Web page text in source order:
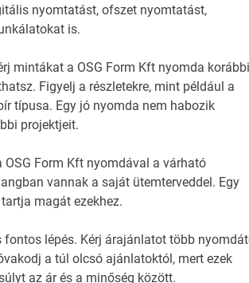
nyomtatást, ofszet nyomtatást,
is.
mintákat a OSG Form Kft nyomda korábbi
Figyelj a részletekre, mint például a
típusa. Egy jó nyomda nem habozik
projektjeit.
Form Kft nyomdával a várható
vannak a saját ütemterveddel. Egy
magát ezekhez.
fontos lépés. Kérj árajánlatot több
a túl olcsó ajánlatoktól, mert ezek
az ár és a minőség között.